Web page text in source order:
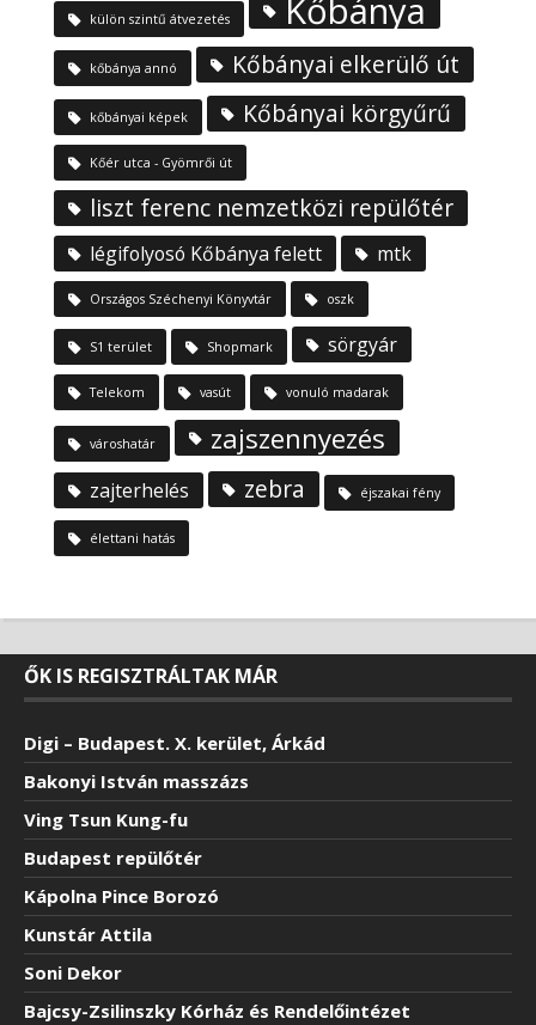
külön szintű átvezetés Kőbánya
kőbánya annó Kőbányai elkerülő út
kőbányai képek Kőbányai körgyűrű
Kőér utca - Gyömrői út
liszt ferenc nemzetközi repülőtér
légifolyosó Kőbánya felett mtk
Országos Széchenyi Könyvtár oszk
S1 terület Shopmark sörgyár
Telekom vasút vonuló madarak
városhatár zajszennyezés
zajterhelés zebra éjszakai fény
élettani hatás
ŐK IS REGISZTRÁLTAK MÁR
Digi – Budapest. X. kerület, Árkád
Bakonyi István masszázs
Ving Tsun Kung-fu
Budapest repülőtér
Kápolna Pince Borozó
Kunstár Attila
Soni Dekor
Bajcsy-Zsilinszky Kórház és Rendelőintézet